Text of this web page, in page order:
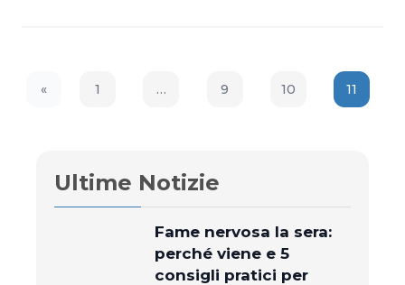
«
Previous Page
1 … 9 10 11
Ultime Notizie
Fame nervosa la sera:
perché viene e 5
consigli pratici per